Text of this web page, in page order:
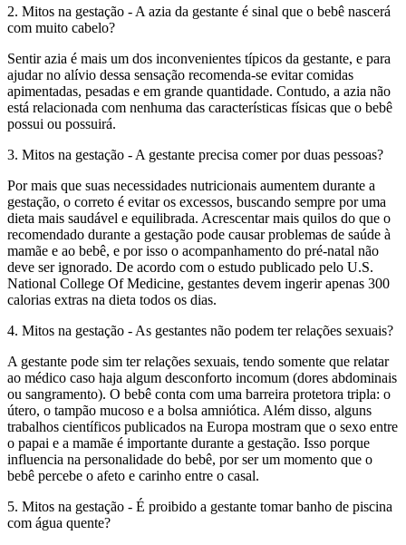
2. Mitos na gestação - A azia da gestante é sinal que o bebê nascerá
com muito cabelo?
Sentir azia é mais um dos inconvenientes típicos da gestante, e para
ajudar no alívio dessa sensação recomenda-se evitar comidas
apimentadas, pesadas e em grande quantidade. Contudo, a azia não
está relacionada com nenhuma das características físicas que o bebê
possui ou possuirá.
3. Mitos na gestação - A gestante precisa comer por duas pessoas?
Por mais que suas necessidades nutricionais aumentem durante a
gestação, o correto é evitar os excessos, buscando sempre por uma
dieta mais saudável e equilibrada. Acrescentar mais quilos do que o
recomendado durante a gestação pode causar problemas de saúde à
mamãe e ao bebê, e por isso o acompanhamento do pré-natal não
deve ser ignorado. De acordo com o estudo publicado pelo U.S.
National College Of Medicine, gestantes devem ingerir apenas 300
calorias extras na dieta todos os dias.
4. Mitos na gestação - As gestantes não podem ter relações sexuais?
A gestante pode sim ter relações sexuais, tendo somente que relatar
ao médico caso haja algum desconforto incomum (dores abdominais
ou sangramento). O bebê conta com uma barreira protetora tripla: o
útero, o tampão mucoso e a bolsa amniótica. Além disso, alguns
trabalhos científicos publicados na Europa mostram que o sexo entre
o papai e a mamãe é importante durante a gestação. Isso porque
influencia na personalidade do bebê, por ser um momento que o
bebê percebe o afeto e carinho entre o casal.
5. Mitos na gestação - É proibido a gestante tomar banho de piscina
com água quente?